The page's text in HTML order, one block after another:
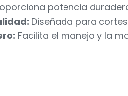
potencia
Diseñada para
Facilita el manejo y la